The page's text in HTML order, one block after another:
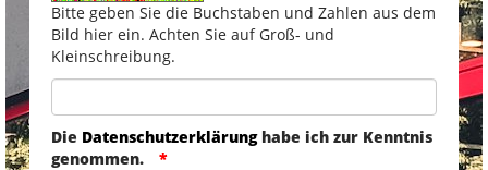
Bitte geben Sie die Buchstaben und Zahlen aus dem
Bild hier ein. Achten Sie auf Groß- und
Kleinschreibung.
Die Datenschutzerklärunghabe ich zur Kenntnis
genommen.